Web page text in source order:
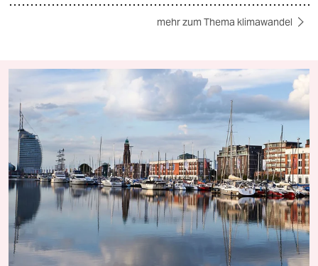
mehr zum Thema klimawandel